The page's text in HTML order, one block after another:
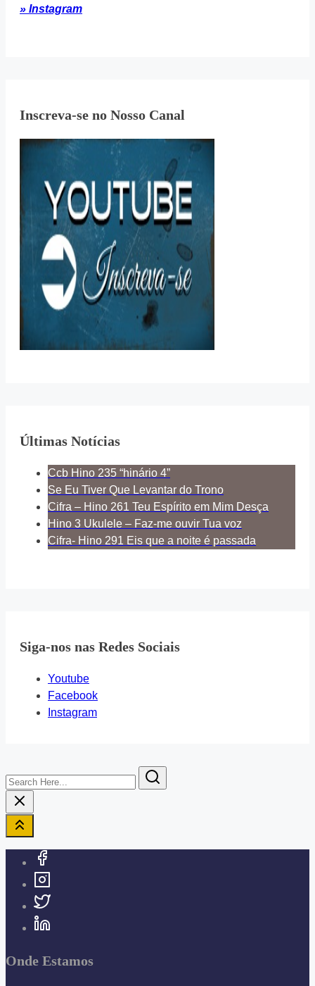
» Instagram
Inscreva-se no Nosso Canal
Últimas Notícias
Ccb Hino 235 “hinário 4”
Se Eu Tiver Que Levantar do Trono
Cifra – Hino 261 Teu Espírito em Mim Desça
Hino 3 Ukulele – Faz-me ouvir Tua voz
Cifra- Hino 291 Eis que a noite é passada
Siga-nos nas Redes Sociais
Youtube
Facebook
Instagram
Search
Here...
Onde Estamos